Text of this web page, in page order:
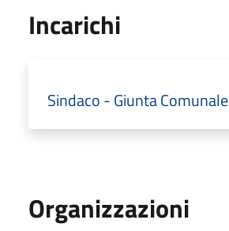
Incarichi
Sindaco - Giunta Comunale
Organizzazioni